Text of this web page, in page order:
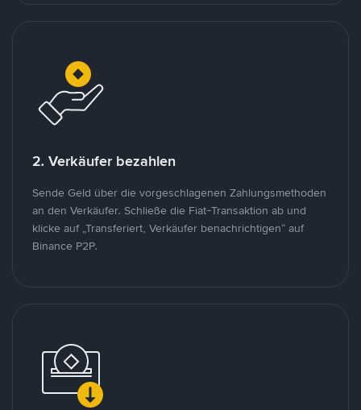
2. Verkäufer bezahlen
Sende Geld über die vorgeschlagenen Zahlungsmethoden
an den Verkäufer. Schließe die Fiat-Transaktion ab und
klicke auf „Transferiert, Verkäufer benachrichtigen“ auf
Binance P2P.